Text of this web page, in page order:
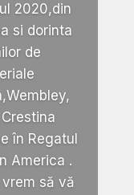
2020,din
si dorinta
de
în Regatul
America .
să vă